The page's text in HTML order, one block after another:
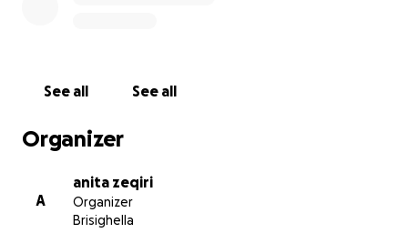
See all See all
Organizer
A
anita zeqiri
Organizer
Brisighella